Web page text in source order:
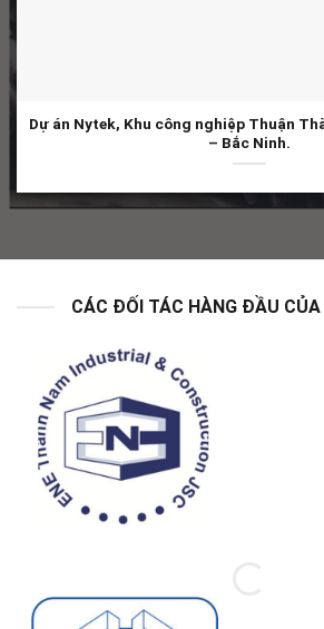
Dự án Nytek, Khu công nghiệp Thuận
– Bắc Ninh.
CÁC ĐỐI TÁC HÀNG ĐẦU